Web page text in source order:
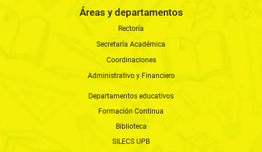
Áreas y departamentos
Rectoría
Secretaría Académica
Coordinaciones
Administrativo y Financiero
Departamentos educativos
Formación Continua
Biblioteca
SILECS UPB